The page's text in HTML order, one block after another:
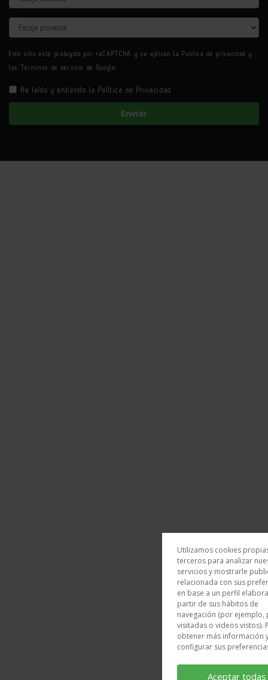
Provincia
Este sitio está protegido por reCAPTCHA y se aplican la Política de privacidad y
los Términos de servicio de Google.
He leído y entiendo la Política de Privacidad
Enviar
Utilizamos cookies
terceros para analizar
servicios y mostrarle
relacionada con sus
en base a un perfil
partir de sus hábitos de
navegación (por ejemplo,
visitadas o videos vistos).
obtener más información
configurar sus
Aceptar todas